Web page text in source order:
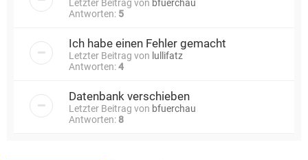
Letzter Beitrag von bfuerchau
Antworten: 5
Ich habe einen Fehler gemacht
Letzter Beitrag von lullifatz
Antworten:4
Datenbank verschieben
Letzter Beitrag von bfuerchau
Antworten: 8